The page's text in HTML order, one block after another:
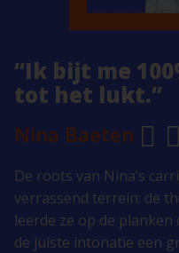
“Ik bijt me
tot het lukt.”
Nina Baeten
De roots van Nina’s
verrassend terrein: de
leerde ze op de
de juiste intonatie een